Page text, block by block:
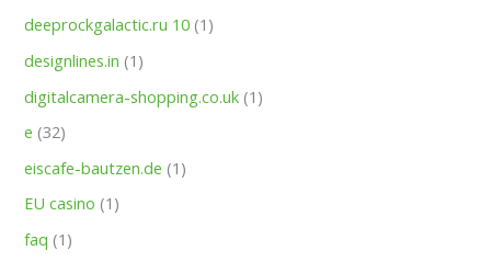
deeprockgalactic.ru 10 (1)
designlines.in (1)
digitalcamera-shopping.co.uk (1)
e (32)
eiscafe-bautzen.de (1)
EU casino (1)
faq (1)